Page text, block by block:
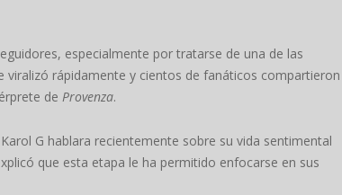
especialmente por tratarse de una de las
rápidamente y cientos de fanáticos compartieron
de Provenza.
G hablara recientemente sobre su vida sentimental
que esta etapa le ha permitido enfocarse en sus